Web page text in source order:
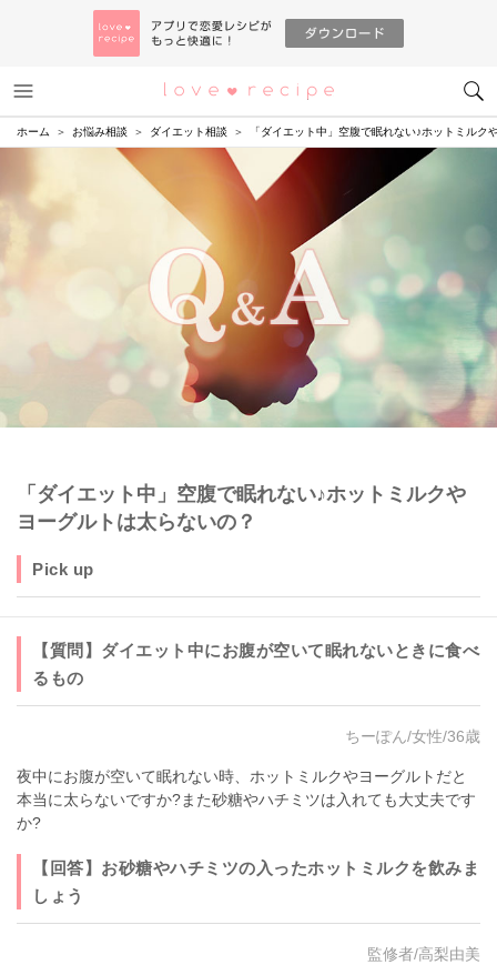
恋愛レシピ
ホーム お悩み相談 ダイエット相談 「ダイエット中」空腹で眠れない♪ホットミルク
「ダイエット中」空腹で眠れない♪ホットミルクや
ヨーグルトは太らないの？
Pick up
【質問】ダイエット中にお腹が空いて眠れないときに食べ
るもの
ちーぽん/女性/36歳
夜中にお腹が空いて眠れない時、ホットミルクやヨーグルトだと
本当に太らないですか?また砂糖やハチミツは入れても大丈夫です
か?
【回答】お砂糖やハチミツの入ったホットミルクを飲みま
しょう
監修者/高梨由美